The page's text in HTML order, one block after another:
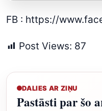
FB : https://
Post Views: 87
DALIES AR ZIŅU
Pastāsti par šo